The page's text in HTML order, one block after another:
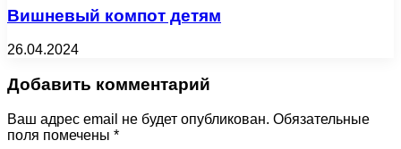
Вишневый компот детям
26.04.2024
Добавить комментарий
Ваш адрес email не будет опубликован. Обязательные
поля помечены *